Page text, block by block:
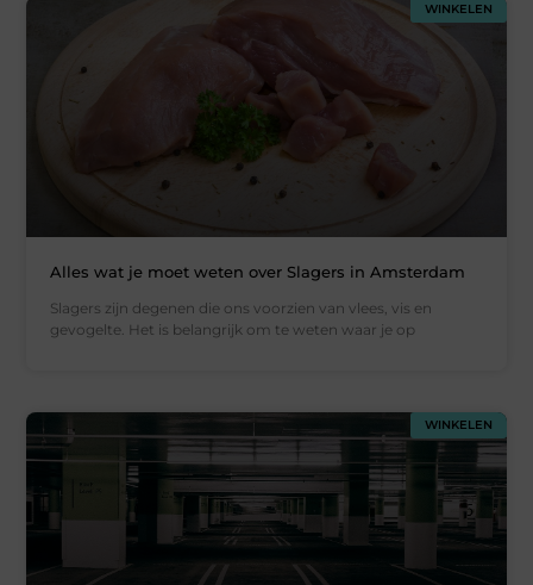
WINKELEN
Alles wat je moet weten over Slagers in Amsterdam
Slagers zijn degenen die ons voorzien van vlees, vis en
gevogelte. Het is belangrijk om te weten waar je op
WINKELEN